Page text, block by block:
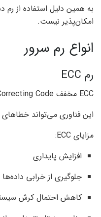
به همین دلیل استفاده از
امکان‌پذیر نیست.
انواع رم سرور
رم ECC
ECC مخفف Error Correcting Code است.
این فناوری می‌تواند
مزایای ECC:
افزایش پایداری
جلوگیری از خرابی داده‌ها
کاهش احتمال کرش